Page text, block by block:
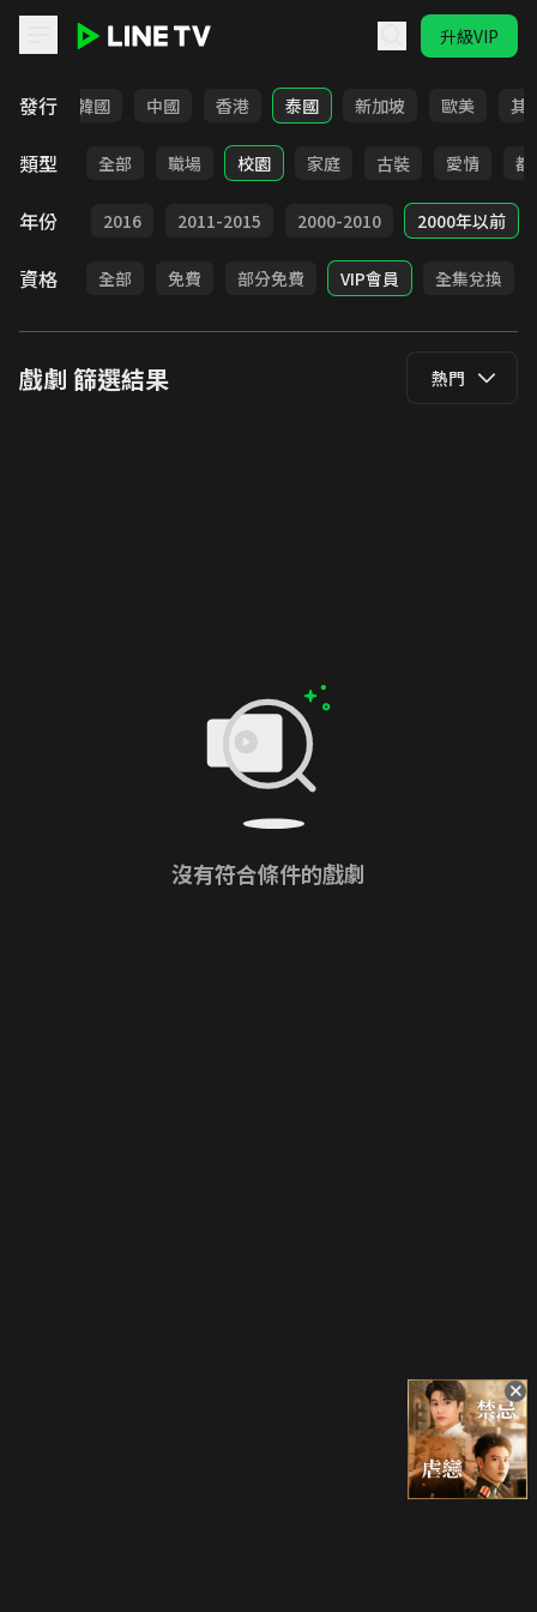
升級VIP
發行
日本 韓國 中國 香港 泰國 新加坡 歐美 其
類型 全部 職場 校園 家庭 古裝 愛情 都
年份
2017 2016 2011-2015 2000-2010 2000年以前
資格 全部 免費 部分免費 VIP會員 全集兌換
戲劇 篩選結果 熱門
沒有符合條件的戲劇